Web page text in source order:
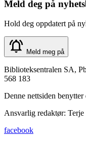
Meld deg på
Hold deg oppdatert på
Meld meg på
Biblioteksentralen SA,
568 183
Denne nettsiden benytter
Ansvarlig redaktør:
facebook